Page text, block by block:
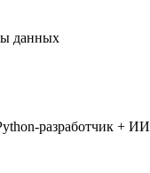
данных
разработчик + ИИ